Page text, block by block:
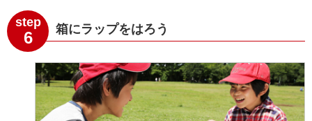
step
6 箱にラップをはろう